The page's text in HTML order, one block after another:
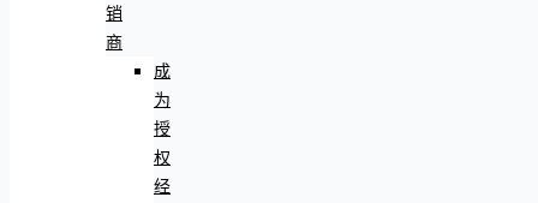
销
商
成
为
授
权
经